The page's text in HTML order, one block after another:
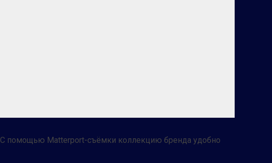
помощью Matterport-съёмки коллекцию бренда удобно